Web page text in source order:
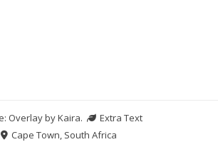
Overlay byKaira.
Extra Text
Cape Town, South Africa